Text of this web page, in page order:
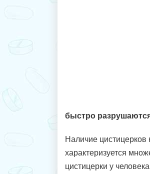
быстро
Наличие цистицерков
характеризуется
цистицерки у